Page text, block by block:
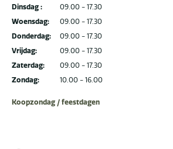
Dinsdag :
Woensdag:
Donderdag:
Vrijdag:
Zaterdag:
Zondag:
09.00 - 17.30
09.00 - 17.30
09.00 - 17.30
09.00 - 17.30
09.00 - 17.30
10.00 - 16.00
Koopzondag / feestdagen